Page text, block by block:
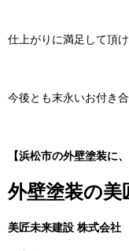
仕上がりに満足して頂
今後とも末永いお付き
【浜松市の外壁塗装に
外壁塗装の美
美匠未来建設 株式会社